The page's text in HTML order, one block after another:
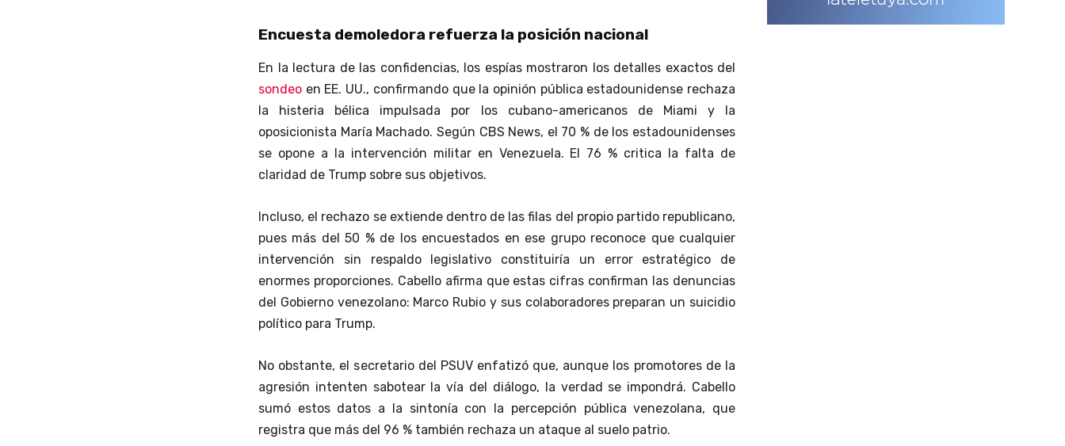
Encuesta demoledora refuerza la posición nacional
En la lectura de las confidencias, los espías mostraron los detalles exactos del
sondeo en EE. UU., confirmando que la opinión pública estadounidense rechaza
la histeria bélica impulsada por los cubano-americanos de Miami y la
oposicionista María Machado. Según CBS News, el 70 % de los estadounidenses
se opone a la intervención militar en Venezuela. El 76 % critica la falta de
claridad de Trump sobre sus objetivos.
Incluso, el rechazo se extiende dentro de las filas del propio partido republicano,
pues más del 50 % de los encuestados en ese grupo reconoce que cualquier
intervención sin respaldo legislativo constituiría un error estratégico de
enormes proporciones. Cabello afirma que estas cifras confirman las denuncias
del Gobierno venezolano: Marco Rubio y sus colaboradores preparan un suicidio
político para Trump.
No obstante, el secretario del PSUV enfatizó que, aunque los promotores de la
agresión intenten sabotear la vía del diálogo, la verdad se impondrá. Cabello
sumó estos datos a la sintonía con la percepción pública venezolana, que
registra que más del 96 % también rechaza un ataque al suelo patrio.